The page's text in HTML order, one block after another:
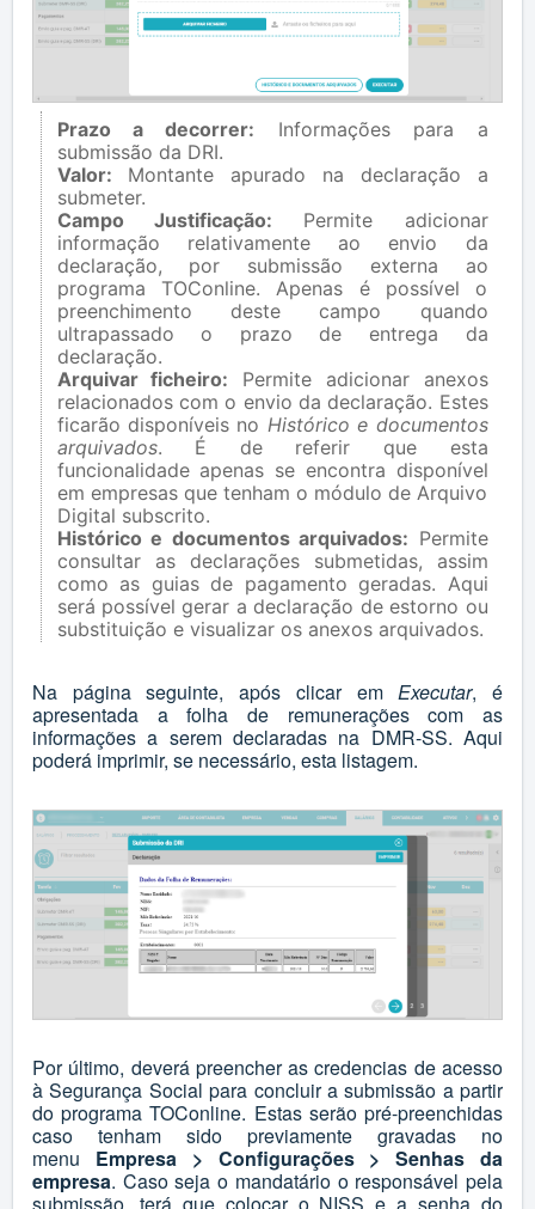
Prazo a decorrer: Informações para a
submissão da DRI.
Valor: Montante apurado na declaração a
submeter.
Campo Justificação: Permite adicionar
informação relativamente ao envio da
declaração, por submissão externa ao
programa TOConline. Apenas é possível o
preenchimento deste campo quando
ultrapassado o prazo de entrega da
declaração.
Arquivar ficheiro: Permite adicionar anexos
relacionados com o envio da declaração. Estes
ficarão disponíveis no Histórico e documentos
arquivados. É de referir que esta
funcionalidade apenas se encontra disponível
em empresas que tenham o módulo de Arquivo
Digital subscrito.
Histórico e documentos arquivados: Permite
consultar as declarações submetidas, assim
como as guias de pagamento geradas. Aqui
será possível gerar a declaração de estorno ou
substituição e visualizar os anexos arquivados.
Na página seguinte, após clicar emExecutar, é
apresentada a folha de remunerações com as
informações a serem declaradas na DMR-SS. Aqui
poderá imprimir, se necessário, esta listagem.
Por último, deverá preencher as credencias de acesso
à Segurança Social para concluir a submissão a partir
do programa TOConline. Estas serão pré-preenchidas
caso tenham sido previamente gravadas no
menu Empresa > Configurações > Senhas da
empresa. Caso seja o mandatárioo responsável pela
submissão, terá que colocar o NISS e a senha do